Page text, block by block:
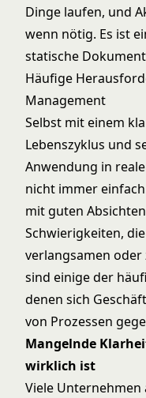
Dinge laufen, und
wenn nötig. Es ist
statische
Häufige
Management
Selbst mit einem
Lebenszyklus und
Anwendung in
nicht immer
mit guten
Schwierigkeiten,
verlangsamen
sind einige der
denen sich
von Prozessen
Mangelnde
wirklich ist
Viele